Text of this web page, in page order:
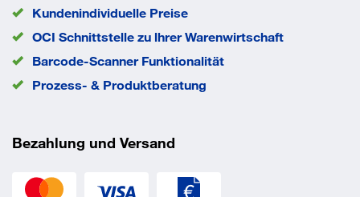
Kundenindividuelle Preise
OCI Schnittstelle zu lhrer Warenwirtschaft
Barcode-Scanner Funktionalität
Prozess- & Produktberatung
Bezahlung und Versand